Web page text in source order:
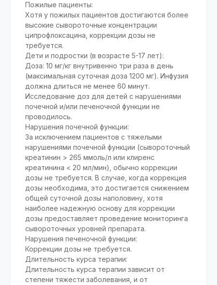
Пожилые пациенты:
Хотя у пожилых пациентов достигаются более
высокие сывороточные концентрации
ципрофлоксацина, коррекции дозы не
требуется.
Дети и подростки (в возрасте 5-17 лет):
Доза: 10 мг/кг внутривенно три раза в день
(максимальная суточная доза 1200 мг). Инфузия
должна длиться не менее 60 минут.
Исследование доз для детей с нарушениями
почечной и/или печеночной функции не
проводилось.
Нарушения почечной функции:
За исключением пациентов с тяжелыми
нарушениями почечной функции (сывороточный
креатинин > 265 ммоль/л или клиренс
креатинина < 20 мл/мин), обычно коррекции
дозы не требуется. В случае, когда коррекция
дозы необходима, это достигается снижением
общей суточной дозы наполовину, хотя
наиболее надежную основу для коррекции
дозы предоставляет проведение мониторинга
сывороточных уровней препарата.
Нарушения печеночной функции:
Коррекции дозы не требуется.
Длительность курса терапии:
Длительность курса терапии зависит от
степени тяжести заболевания, и от